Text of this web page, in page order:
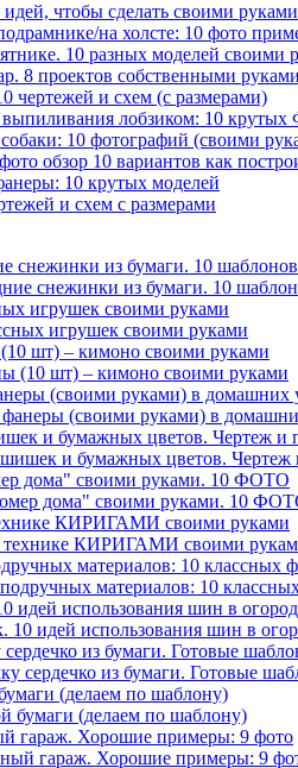
чтобы сделать своими руками
на холсте: 10 фото
10 разных моделей своими
8 проектов собственными руками
чертежей и схем (с размерами)
выпиливания лобзиком: 10
10 фотографий (своими
обзор 10 вариантов как
10 крутых моделей
и схем с размерами
снежинки из бумаги. 10 шаблонов
игрушек своими руками
шт) – кимоно своими руками
(своими руками) в домашних
и бумажных цветов. Чертеж
дома" своими руками. 10 ФОТО
КИРИГАМИ своими руками
материалов: 10 классных
идей использования шин в
сердечко из бумаги. Готовые
(делаем по шаблону)
гараж. Хорошие примеры: 9 фото